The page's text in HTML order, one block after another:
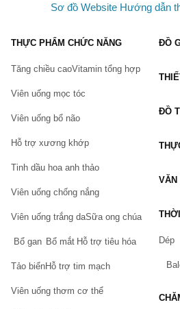
Sơ đồ Website Hướng dẫn
THỰC PHẨM CHỨC NĂNG
Tăng chiều caoVitamin tổng hợp
Viên uống mọc tóc
Viên uống bổ não
Hỗ trợ xương khớp
Tinh dầu hoa anh thảo
Viên uống chống nắng
Viên uống trắng daSữa ong chúa
Bổ gan Bổ mắt Hỗ trợ tiêu hóa
Tảo biểnHỗ trợ tim mạch
Viên uống thơm cơ thể
ĐỒ
ĐỒ
VĂN
Dép